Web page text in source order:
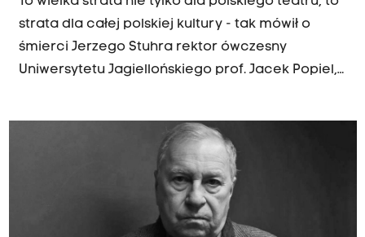
strata dla całej polskiej kultury - tak mówił o
śmierci Jerzego Stuhra rektor ówczesny
Uniwersytetu Jagiellońskiego prof. Jacek Popiel,
Teatralnej przez wiele lat. Rektor Uniwersytetu
Jagiellońskiego opowiadał o charyzmatycznym
aktorstwie Jerzego Stuhra, o jego miłości do
Włoch i szacunku do filmowych i teatralnych
mistrzów - Andrzeja Wajdy czy Krzysztofa